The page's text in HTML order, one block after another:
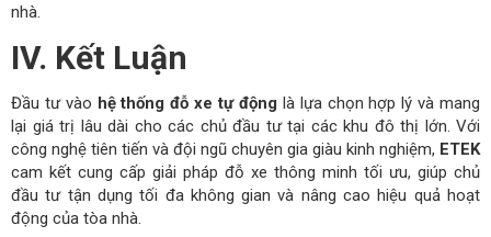
nhà.
IV. Kết Luận
Đầu tư vào hệ thống đỗ xe tự động là lựa chọn hợp lý và mang
lại giá trị lâu dài cho các chủ đầu tư tại các khu đô thị lớn. Với
công nghệ tiên tiến và đội ngũ chuyên gia giàu kinh nghiệm, ETEK
cam kết cung cấp giải pháp đỗ xe thông minh tối ưu, giúp chủ
đầu tư tận dụng tối đa không gian và nâng cao hiệu quả hoạt
động của tòa nhà.